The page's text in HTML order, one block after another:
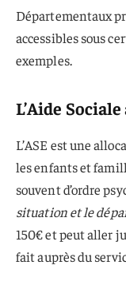
Départementaux
accessibles sous
exemples.
L’Aide Sociale
L’ASE est une
les enfants et
souvent d’ordre
situation et le
150€ et peut aller
fait auprès du